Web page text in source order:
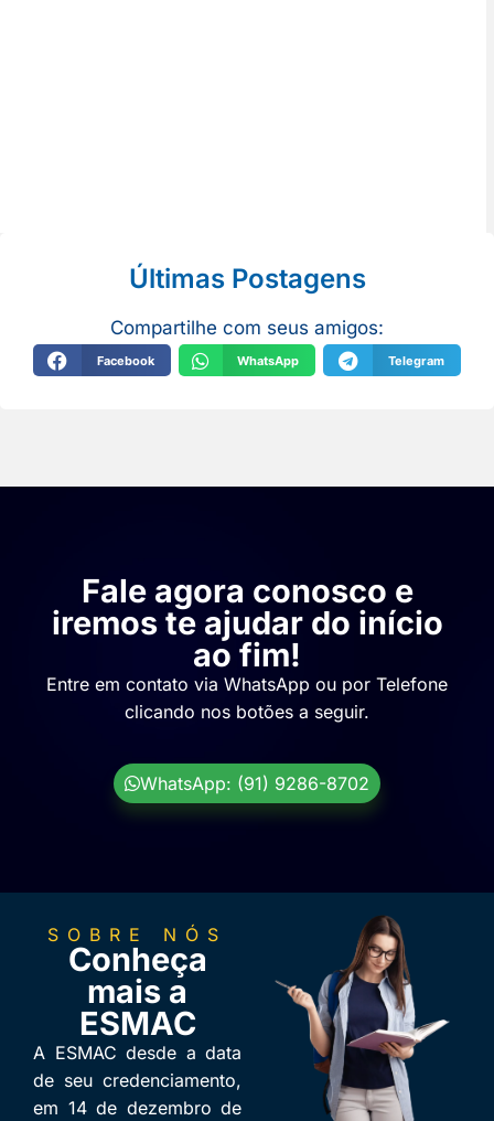
Últimas Postagens
Compartilhe com seus amigos:
Facebook WhatsApp Telegram
Fale agora conosco e
iremos te ajudar do início
ao fim!
Entre em contato via WhatsApp ou por Telefone
clicando nos botões a seguir.
WhatsApp: (91) 9286-8702
SOBRE NÓS
Conheça
mais a
ESMAC
A ESMAC desde a data
de seu credenciamento,
em 14 de dezembro de